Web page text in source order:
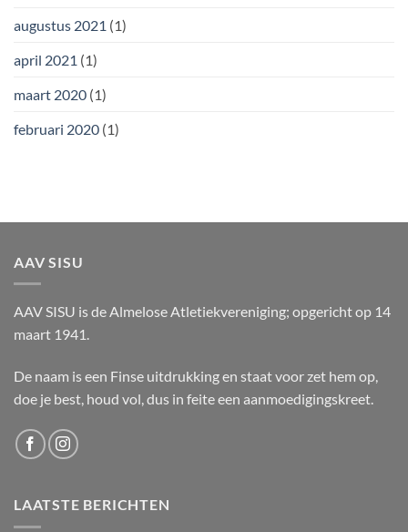
augustus 2021 (1)
april 2021 (1)
maart 2020 (1)
februari 2020 (1)
AAV SISU
AAV SISU is de Almelose Atletiekvereniging; opgericht op 14
maart 1941.
De naam is een Finse uitdrukking en staat voor zet hem op,
doe je best, houd vol, dus in feite een aanmoedigingskreet.
LAATSTE BERICHTEN